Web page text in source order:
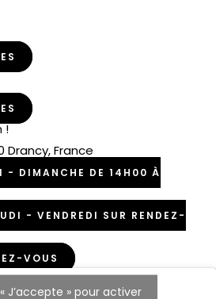
!
Drancy, France
- DIMANCHE DE 14H00 À
- VENDREDI SUR RENDEZ-
VOUS
J’accepte » pour activer